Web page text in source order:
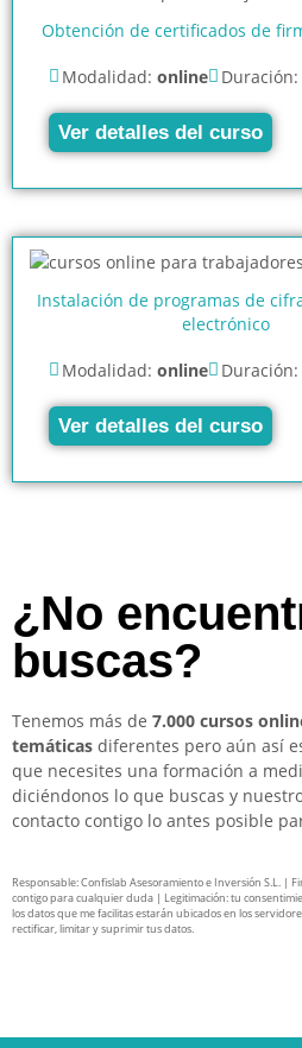
Obtención de certificados de
Modalidad: online Duración:
Ver detalles del curso
Instalación de programas de
electrónico
Modalidad: online Duración:
Ver detalles del curso
¿No
buscas?
Tenemos más de 7.000 cursos
temáticas diferentes pero aún así
que necesites una formación a
diciéndonos lo que buscas y
contacto contigo lo antes posible
Responsable: Confislab Asesoramiento e Inversión S.L.
contigo para cualquier duda | Legitimación: tu
los datos que me facilitas estarán ubicados en los
rectificar, limitar y suprimir tus datos.